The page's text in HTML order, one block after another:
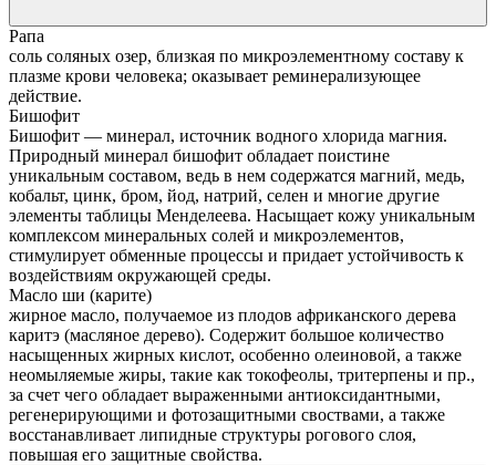
Рапа
соль соляных озер, близкая по микроэлементному составу к
плазме крови человека; оказывает реминерализующее
действие.
Бишофит
Бишофит — минерал, источник водного хлорида магния.
Природный минерал бишофит обладает поистине
уникальным составом, ведь в нем содержатся магний, медь,
кобальт, цинк, бром, йод, натрий, селен и многие другие
элементы таблицы Менделеева. Насыщает кожу уникальным
комплексом минеральных солей и микроэлементов,
стимулирует обменные процессы и придает устойчивость к
воздействиям окружающей среды.
Масло ши (карите)
жирное масло, получаемое из плодов африканского дерева
каритэ (масляное дерево). Содержит большое количество
насыщенных жирных кислот, особенно олеиновой, а также
неомыляемые жиры, такие как токофеолы, тритерпены и пр.,
за счет чего обладает выраженными антиоксидантными,
регенерирующими и фотозащитными своствами, а также
восстанавливает липидные структуры рогового слоя,
повышая его защитные свойства.